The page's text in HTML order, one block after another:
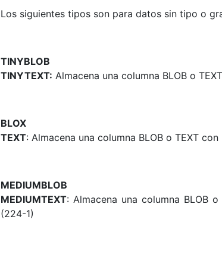
Los siguientes tipos son para datos sin tipo o
TINYBLOB
TINYTEXT: Almacena una columna BLOB o
BLOX
TEXT: Almacena una columna BLOB o TEXT
MEDIUMBLOB
MEDIUMTEXT: Almacena una columna BLOB
(224-1)